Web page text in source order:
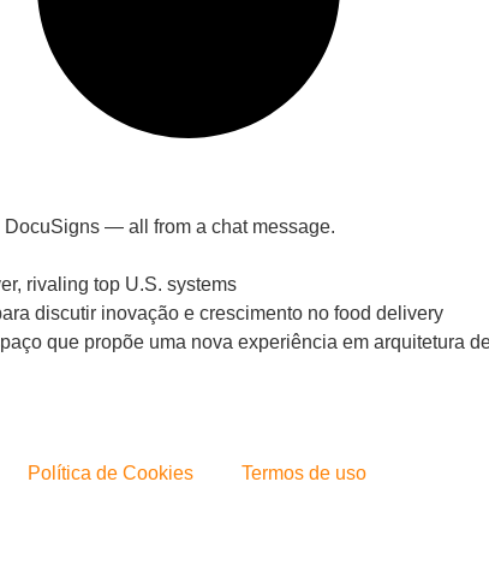
DocuSigns — all from a chat message.
rivaling top U.S. systems
discutir inovação e crescimento no food delivery
que propõe uma nova experiência em arquitetura
Política de Cookies Termos de uso